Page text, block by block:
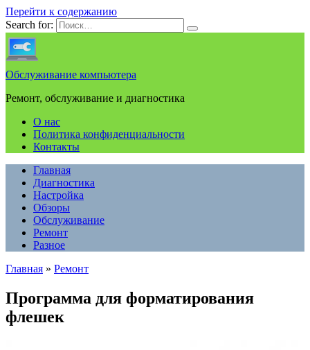
Перейти к содержанию
Search for:
Обслуживание компьютера
Ремонт, обслуживание и диагностика
О нас
Политика конфиденциальности
Контакты
Главная
Диагностика
Настройка
Обзоры
Обслуживание
Ремонт
Разное
Главная » Ремонт
Программа для форматирования
флешек